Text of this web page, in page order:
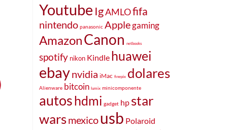
Youtube IgAMLOfifa
nintendo panasonic Applegaming
AmazonCanon netbooks
spotify nikon Kindle huawei
ebaynvidia iMac finepix dolares
Alienware bitcoin lumix minicomponente
autoshdmi gadget hp star
warsmexicousb Polaroid